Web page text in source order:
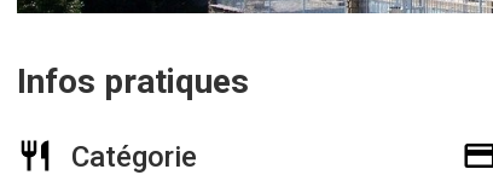
Infos pratiques
Catégorie